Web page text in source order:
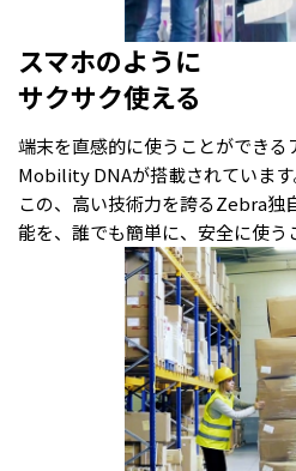
スマホのように
サクサク使える
端末を直感的に使うことができる
Mobility DNAが搭載されています
この、高い技術力を誇るZebra独
能を、誰でも簡単に、安全に使う